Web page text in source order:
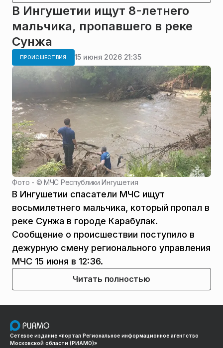
В Ингушетии ищут 8-летнего
мальчика, пропавшего в реке
Сунжа
ПРОИСШЕСТВИЯ 15 июня 2026 21:35
Фото - ©МЧС Республики Ингушетия
В Ингушетии спасатели МЧС ищут
восьмилетнего мальчика, который пропал в
реке Сунжа в городе Карабулак.
Сообщение о происшествии поступило в
дежурную смену регионального управления
МЧС 15 июня в 12:36.
Читать полностью
Сетевое издание «портал Региональное информационное агентство
Московской области (РИАМО)»